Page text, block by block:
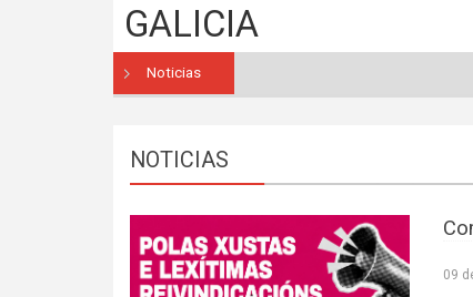
GALICIA
Noticias
NOTICIAS
09